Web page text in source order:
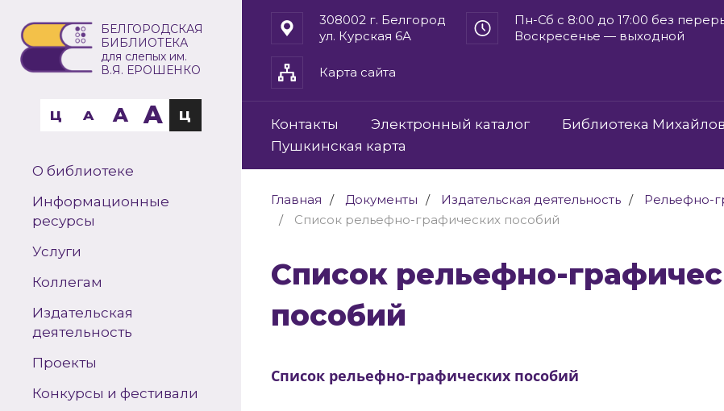
БЕЛГОРОДСКАЯ
БИБЛИОТЕКА
для слепых им.
В.Я. ЕРОШЕНКО
Ц A A A Ц
О библиотеке
Информационные
ресурсы
Услуги
Коллегам
Издательская
деятельность
Проекты
Конкурсы и фестивали
308002 г. Белгород
ул. Курская 6А
Пн-Сб с 8:00 до 17:00 без
Воскресенье — выходной
Карта сайта
Контакты Электронный каталог
Библиотека
Пушкинская карта
Главная Документы Издательская деятельность
Рельефно-
Список рельефно-графических пособий
Список рельефно-графических
пособий
Список рельефно-графических пособий